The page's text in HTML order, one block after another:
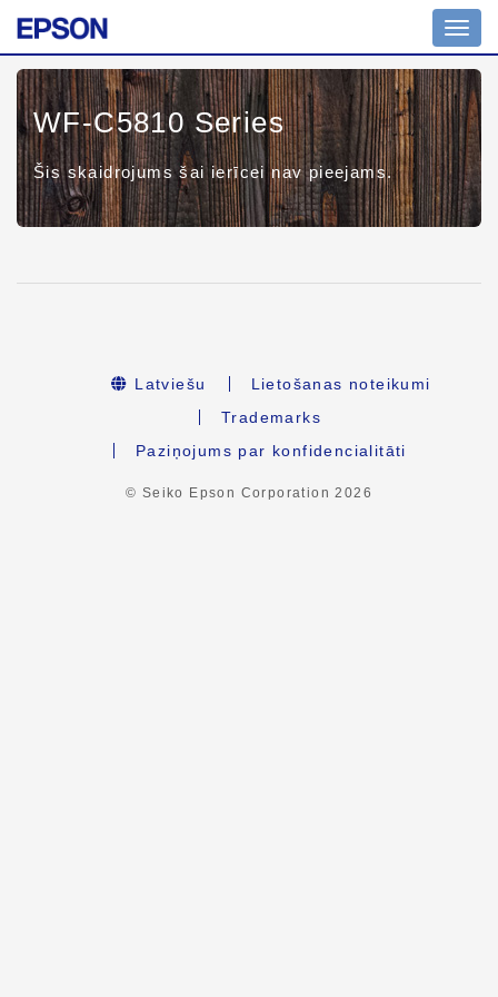
WF-C5810 Series
Šis skaidrojums šai ierīcei nav pieejams.
Latviešu
Lietošanas noteikumi
Trademarks
Paziņojums par konfidencialitāti
© Seiko Epson Corporation2026